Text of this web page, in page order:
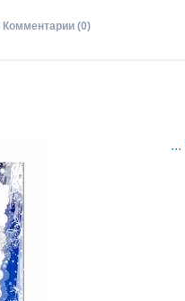
Комментарии (0)
...